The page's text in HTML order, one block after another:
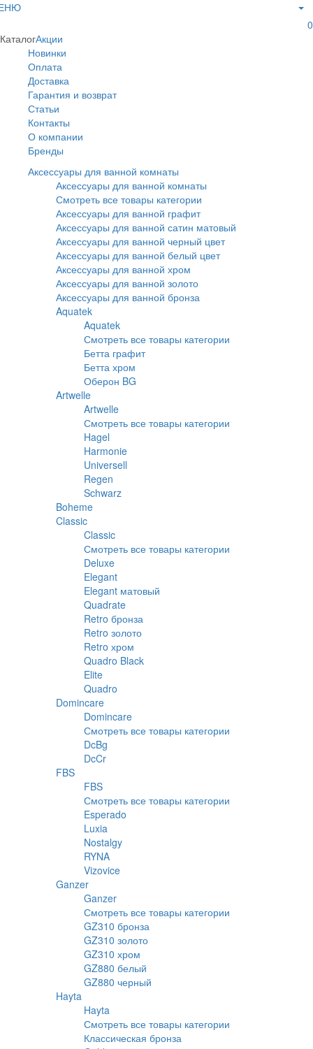
0
КаталогАкции
Новинки
Оплата
Доставка
Гарантия и возврат
Статьи
Контакты
О компании
Бренды
Аксессуары для ванной комнаты
Аксессуары для ванной комнаты
Смотреть все товары категории
Аксессуары для ванной графит
Аксессуары для ванной сатин матовый
Аксессуары для ванной черный цвет
Аксессуары для ванной белый цвет
Аксессуары для ванной хром
Аксессуары для ванной золото
Аксессуары для ванной бронза
Aquatek
Aquatek
Смотреть все товары категории
Бетта графит
Бетта хром
Оберон BG
Artwelle
Artwelle
Смотреть все товары категории
Hagel
Harmonie
Universell
Regen
Schwarz
Boheme
Classic
Classic
Смотреть все товары категории
Deluxe
Elegant
Elegant матовый
Quadrate
Retro бронза
Retro золото
Retro хром
Quadro Black
Elite
Quadro
Domincare
Domincare
Смотреть все товары категории
DcBg
DcCr
FBS
FBS
Смотреть все товары категории
Esperado
Luxia
Nostalgy
RYNA
Vizovice
Ganzer
Ganzer
Смотреть все товары категории
GZ310 бронза
GZ310 золото
GZ310 хром
GZ880 белый
GZ880 черный
Hayta
Hayta
Смотреть все товары категории
Классическая бронза